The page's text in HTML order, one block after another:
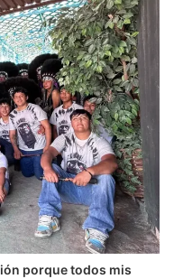
porque todos mis